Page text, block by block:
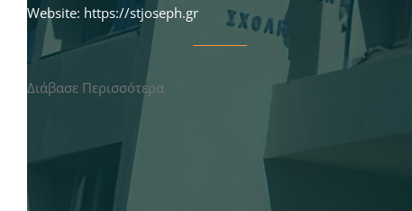
Website: https://stjoseph.gr
Διάβασε Περισσότερα